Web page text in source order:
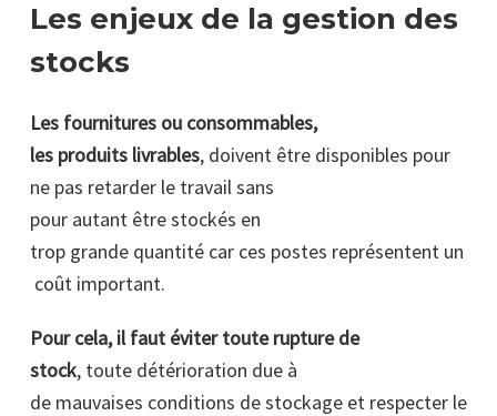
Les enjeux de la gestion des
stocks
Les fournitures ou consommables,
les produits livrables, doivent être disponibles pour
ne pas retarder le travail sans
pour autant être stockés en
trop grande quantité car ces postes représentent un
coût important.
Pour cela, il faut éviter toute rupture de
stock, toute détérioration due à
de mauvaises conditions de stockage et respecter le